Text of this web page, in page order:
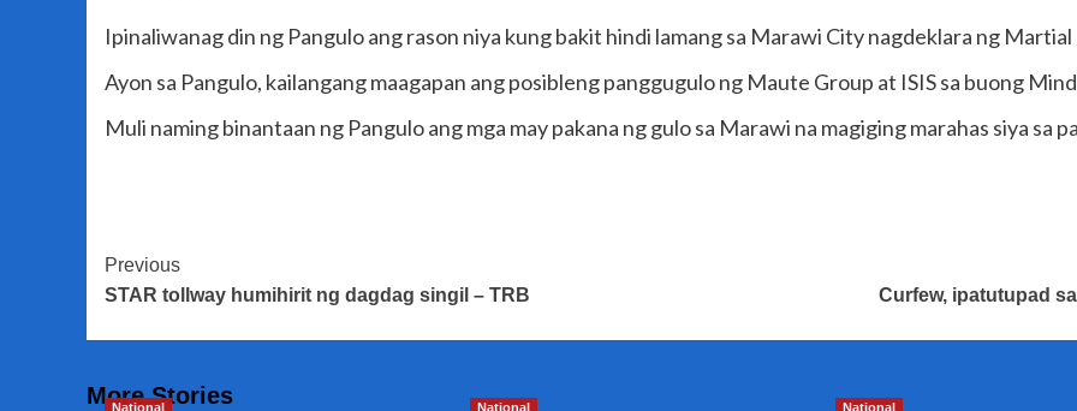
Ipinaliwanag din ng Pangulo ang rason niya kung bakit hindi lamang sa Marawi City nagdeklara ng Martial
Ayon sa Pangulo, kailangang maagapan ang posibleng panggugulo ng Maute Group at ISIS sa buong
Muli naming binantaan ng Pangulo ang mga may pakana ng gulo sa Marawi na magiging marahas siya sa
Post
Navigation
Previous
STAR tollway humihirit ng dagdag singil – TRB
Curfew, ipatutupad
More Stories
National National National